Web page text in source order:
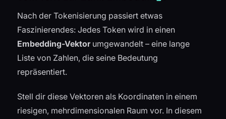
Nach der Tokenisierung passiert etwas
Faszinierendes: Jedes Token wird in einen
Embedding-Vektorumgewandelt – eine lange
Liste von Zahlen, die seine Bedeutung
repräsentiert.
Stell dir diese Vektoren als Koordinaten in einem
riesigen, mehrdimensionalen Raum vor. In diesem